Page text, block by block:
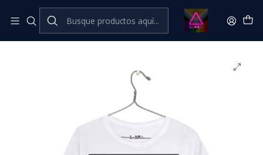
Inicio Catálogo Classic Feminismo💜​🔥​ Classic
Gloria Steinem y Dorothy Pitman Hughes #1